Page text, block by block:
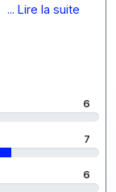
... Lire la suite
6
7
6